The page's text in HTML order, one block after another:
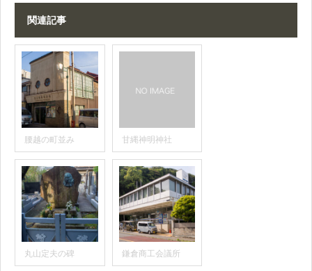
関連記事
腰越の町並み 甘縄神明神社
丸山定夫の碑 鎌倉商工会議所